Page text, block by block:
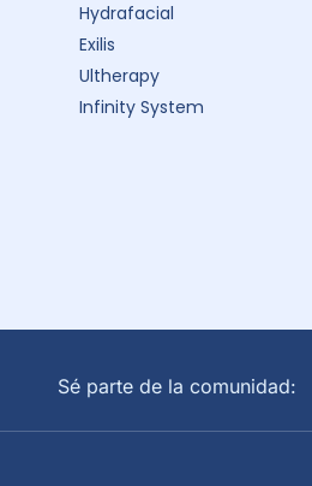
Hydrafacial
Exilis
Ultherapy
Infinity System
Sé parte de la comunidad: